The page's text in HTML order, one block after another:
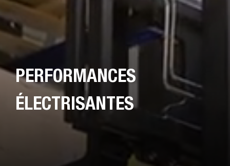
PERFORMANCES
ÉLECTRISANTES